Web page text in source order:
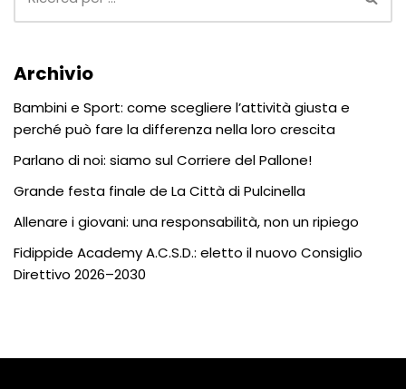
Archivio
Bambini e Sport: come scegliere l’attività giusta e
perché può fare la differenza nella loro crescita
Parlano di noi: siamo sul Corriere del Pallone!
Grande festa finale de La Città di Pulcinella
Allenare i giovani: una responsabilità, non un ripiego
Fidippide Academy A.C.S.D.: eletto il nuovo Consiglio
Direttivo 2026–2030